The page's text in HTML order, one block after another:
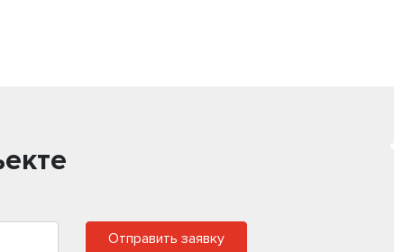
Отправить заявку